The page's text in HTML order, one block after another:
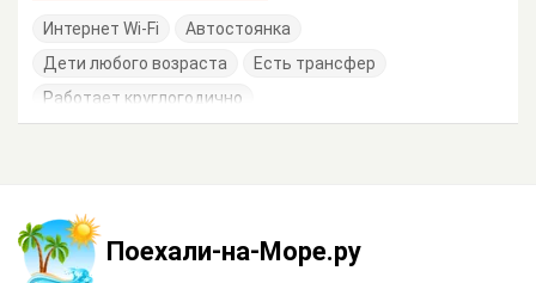
Интернет Wi-Fi
Автостоянка
Дети любого возраста
Есть трансфер
Работает круглогодично
Поехали-на-Море.ру